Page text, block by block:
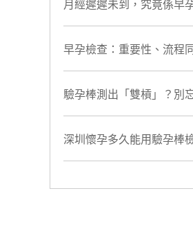
月經遲遲未到，究竟係早
早孕檢查：重要性、流程
驗孕棒測出「雙槓」？別
深圳懷孕多久能用驗孕棒